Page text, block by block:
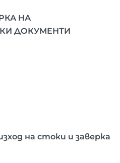
НА
ДОКУМЕНТИ
на стоки и заверка